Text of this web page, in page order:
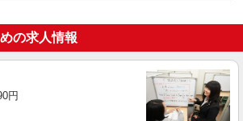
の求人情報
円